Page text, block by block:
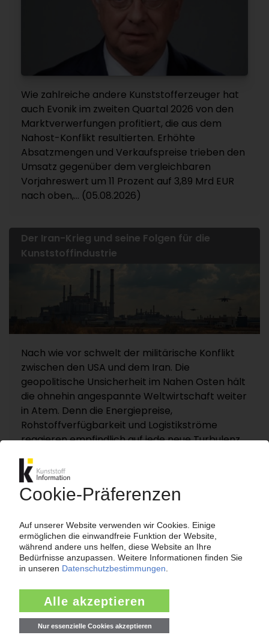
Wie zahlreiche andere Kunststofferzeuger hat
auch Evonik im zweiten Quartal 2026 von den
Marktverwerfungen profitiert, die aus dem
Nahost-Konflikt resultierten. Erhöhte
Absatzmengen und Verkaufspreise trieben den
Umsatz gegenüber dem vergleichbaren
Vorjahreswert um 11 Prozent auf 3,89 Mrd EUR
nach oben,... (05.08.2026)
Der Iran-Krieg und seine Folgen für die
Kunststoffindustrie
Nach wie vor schwelt der militärische Konflikt
zwischen den USA und dem Iran. Die
geopolitische Unsicherheit im Nahen Osten hält
die ohnehin angespannte Weltwirtschaft weiter
in Atem. Denn die Energiepreise,
Rohstoffverfügbarkeit und Logistikströme
reagieren empfindlich auf jede neue Turbulenz.
KI – Kunststoff Information dokumentiert und
analysiert die für die Polymermärkte
entscheidenden Entwicklungen rund um die
Themenseite „Nahost-Konflikt“.
Zur Themenseite...
Nachrichten
LANXESS
Preiserhöhung für Adipinsäure / Folge des